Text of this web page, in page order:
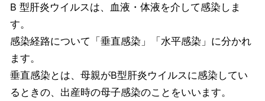
B 型肝炎ウイルスは、血液・体液を介して感染しま
す。
感染経路について「垂直感染」「水平感染」に分かれ
ます。
垂直感染とは、母親がB型肝炎ウイルスに感染してい
るときの、出産時の母子感染のことをいいます。